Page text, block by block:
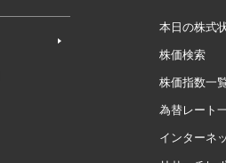
本日の株式
株価検索
株価指数一
為替レート
インターネ